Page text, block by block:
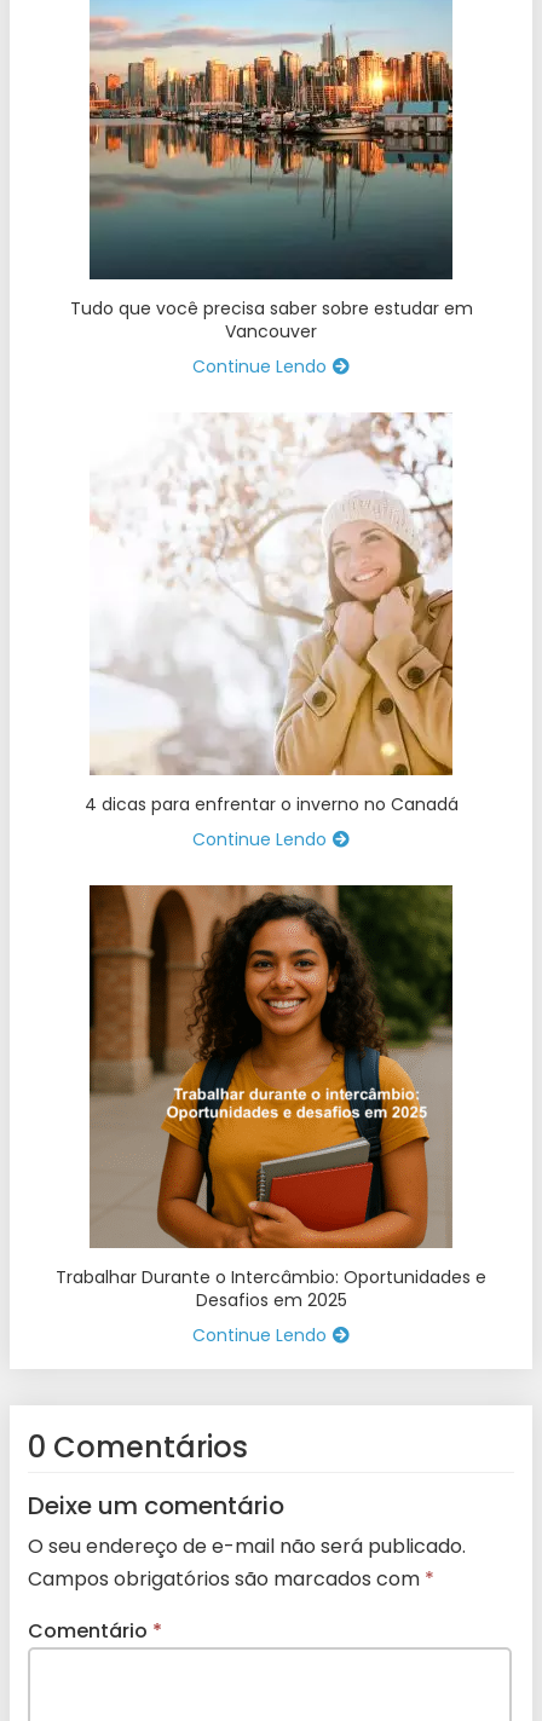
Tudo que você precisa saber sobre estudar em
Vancouver
Continue Lendo
4 dicas para enfrentar o inverno no Canadá
Continue Lendo
Trabalhar Durante o Intercâmbio: Oportunidades e
Desafios em 2025
Continue Lendo
0 Comentários
Deixe um comentário
O seu endereço de e-mail não será publicado.
Campos obrigatórios são marcados com *
Comentário *